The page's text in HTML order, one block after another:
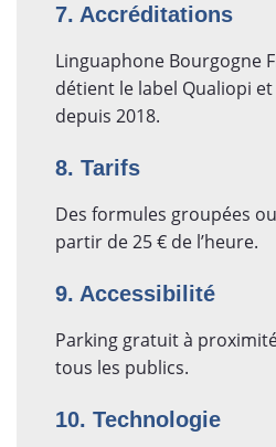
7. Accréditations
Linguaphone Bourgogne
détient le label Qualiopi et
depuis 2018.
8. Tarifs
Des formules groupées
partir de 25 € de l’heure.
9. Accessibilité
Parking gratuit à
tous les publics.
10. Technologie